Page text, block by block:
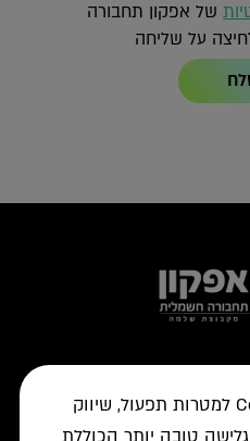
של אפקון תחבורה
על שליחה
האתר עושה שימוש ב-Cookies למטרות תפעול, שיווק